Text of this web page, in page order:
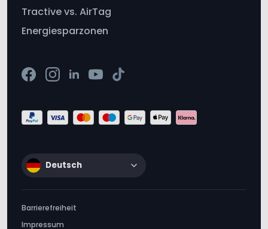
Deutsch
Barrierefreiheit